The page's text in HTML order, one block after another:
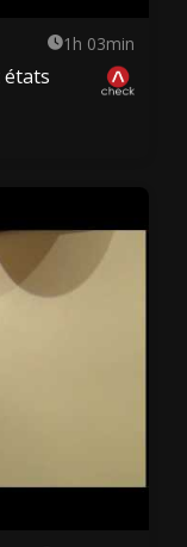
1h 03min
états